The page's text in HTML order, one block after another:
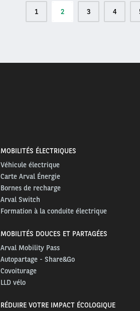
Page
1
Page
actuelle
2 Page
3 Page
4
MOBILITÉS ÉLECTRIQUES
Véhicule électrique
Carte Arval Énergie
Bornes de recharge
Arval Switch
Formation à la conduite électrique
MOBILITÉS DOUCES ET PARTAGÉES
Arval Mobility Pass
Autopartage - Share&Go
Covoiturage
LLD vélo
RÉDUIRE VOTRE IMPACT ÉCOLOGIQUE